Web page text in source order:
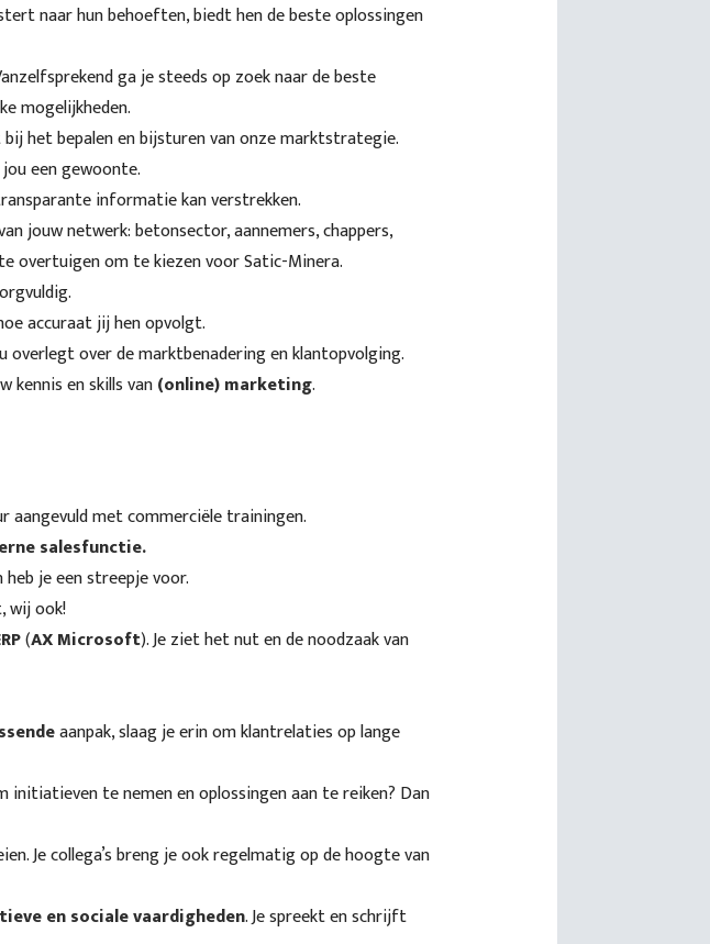
naar hun behoeften, biedt hen de beste oplossingen
ga je steeds op zoek naar de beste
mogelijkheden.
het bepalen en bijsturen van onze marktstrategie.
een gewoonte.
informatie kan verstrekken.
jouw netwerk: betonsector, aannemers, chappers,
overtuigen om te kiezen voor Satic-Minera.
accuraat jij hen opvolgt.
over de marktbenadering en klantopvolging.
kennis en skills van(online) marketing.
aangevuld met commerciële trainingen.
salesfunctie.
je een streepje voor.
wij ook!
(AX Microsoft). Je ziet het nut en de noodzaak van
aanpak, slaag je erin om klantrelaties op lange
initiatieven te nemen en oplossingen aan te reiken? Dan
Je collega’s breng je ook regelmatig op de hoogte van
en sociale vaardigheden. Je spreekt en schrijft